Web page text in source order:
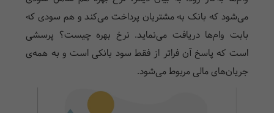
می‌شود که بانک به مشتریان پرداخت می‌کند و هم سودی که
بابت وام‌ها دریافت می‌نماید. نرخ بهره چیست؟ پرسشی
است که پاسخ آن فراتر از فقط سود بانکی است و به همه‌ی
جریان‌های مالی مربوط می‌شود.